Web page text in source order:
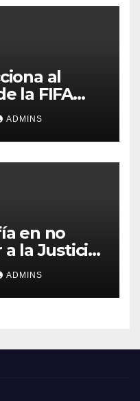
al
la FIFA
acoger la
España»
ADMINS
en no
la Justicia
la
por la
ADMINS